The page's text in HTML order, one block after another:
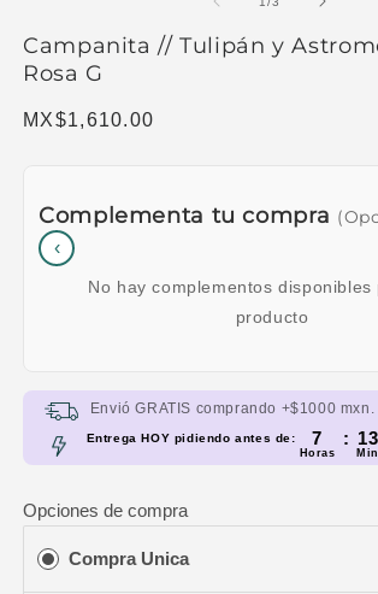
Campanita // Tulipán y
Rosa G
Precio habitual
MX$1,610.00
Complementa tu compra
‹
No hay complementos disponibles
producto
Envió GRATIS comprando +$1000 mxn.
Entrega HOY pidiendo antes de: 7
Horas
: 13
Min
Opciones de compra
Compra Unica